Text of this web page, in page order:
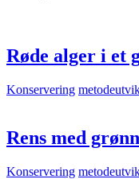
Røde alger i et
Konservering
Rens med
Konservering